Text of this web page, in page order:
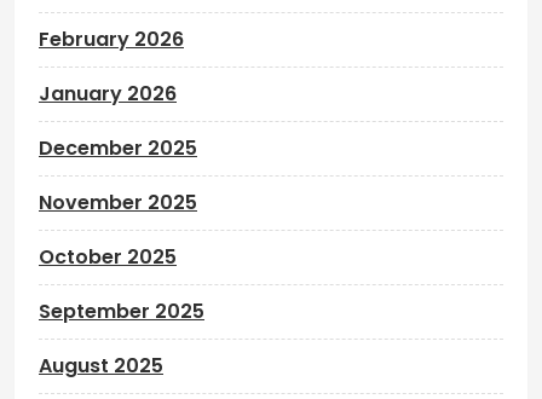
February 2026
January 2026
December 2025
November 2025
October 2025
September 2025
August 2025